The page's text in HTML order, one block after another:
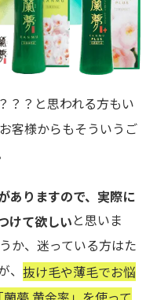
？？と思われる方もい
客様からもそういうご
ありますので、実際に
けて欲しいと思いま
か、迷っている方はた
抜け毛や薄毛でお悩